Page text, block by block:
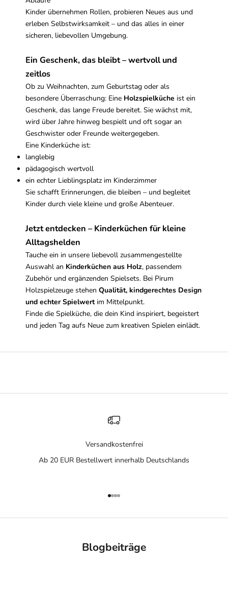
Kinder übernehmen Rollen, probieren Neues aus und
erleben Selbstwirksamkeit – und das alles in einer
sicheren, liebevollen Umgebung.
Ein Geschenk, das bleibt – wertvoll und
zeitlos
Ob zu Weihnachten, zum Geburtstag oder als
besondere Überraschung: Eine Holzspielküche ist ein
Geschenk, das lange Freude bereitet. Sie wächst mit,
wird über Jahre hinweg bespielt und oft sogar an
Geschwister oder Freunde weitergegeben.
Eine Kinderküche ist:
langlebig
pädagogisch wertvoll
ein echter Lieblingsplatz im Kinderzimmer
Sie schafft Erinnerungen, die bleiben – und begleitet
Kinder durch viele kleine und große Abenteuer.
Jetzt entdecken – Kinderküchen für kleine
Alltagshelden
Tauche ein in unsere liebevoll zusammengestellte
Auswahl an Kinderküchen aus Holz, passendem
Zubehör und ergänzenden Spielsets. Bei Pirum
Holzspielzeuge stehen Qualität, kindgerechtes Design
und echter Spielwertim Mittelpunkt.
Finde die Spielküche, die dein Kind inspiriert, begeistert
und jeden Tag aufs Neue zum kreativen Spielen einlädt.
Versandkostenfrei
Ab 20 EUR Bestellwert innerhalb Deutschlands
Gehe zu Element 1
Gehe zu Element 2
Gehe zu Element 3
Gehe zu Element 4
Blogbeiträge